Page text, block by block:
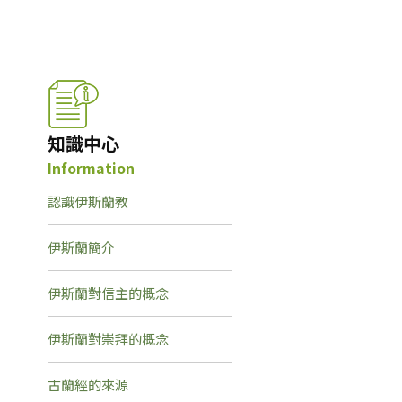
知識中心
Information
認識伊斯蘭教
伊斯蘭簡介
伊斯蘭對信主的概念
伊斯蘭對崇拜的概念
古蘭經的來源